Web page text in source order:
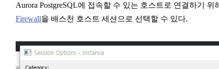
Aurora PostgreSQL에 접속할 수 있는 호스트로 연결하기 위
Firewall을 배스천 호스트 세션으로 선택할 수 있다.